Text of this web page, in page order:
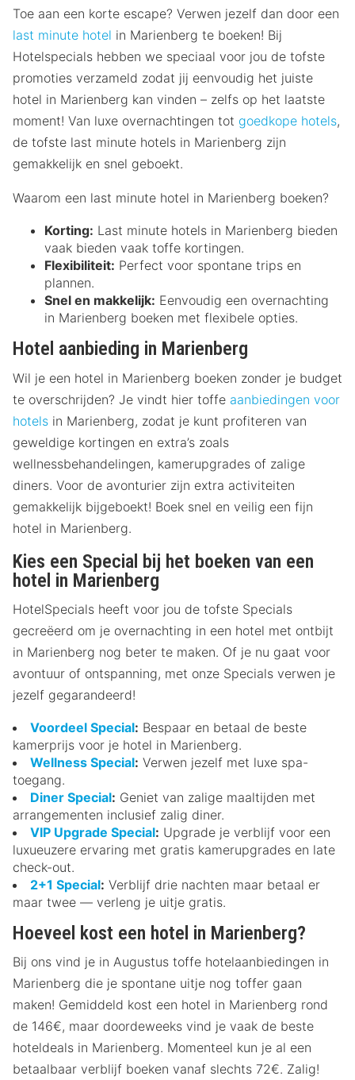
Toe aan een korte escape? Verwen jezelf dan door een
last minute hotel in Marienberg te boeken! Bij
Hotelspecials hebben we speciaal voor jou de tofste
promoties verzameld zodat jij eenvoudig het juiste
hotel in Marienberg kan vinden – zelfs op het laatste
moment! Van luxe overnachtingen tot goedkope hotels,
de tofste last minute hotels in Marienberg zijn
gemakkelijk en snel geboekt.
Waarom een last minute hotel in Marienberg boeken?
Korting: Last minute hotels in Marienberg bieden
vaak bieden vaak toffe kortingen.
Flexibiliteit: Perfect voor spontane trips en
plannen.
Snel en makkelijk: Eenvoudig een overnachting
in Marienberg boeken met flexibele opties.
Hotel aanbieding in Marienberg
Wil je een hotel in Marienberg boeken zonder je budget
te overschrijden? Je vindt hier toffe aanbiedingen voor
hotels in Marienberg, zodat je kunt profiteren van
geweldige kortingen en extra’s zoals
wellnessbehandelingen, kamerupgrades of zalige
diners. Voor de avonturier zijn extra activiteiten
gemakkelijk bijgeboekt! Boek snel en veilig een fijn
hotel in Marienberg.
Kies een Special bij het boeken van een
hotel in Marienberg
HotelSpecials heeft voor jou de tofste Specials
gecreëerd om je overnachting in een hotel met ontbijt
in Marienberg nog beter te maken. Of je nu gaat voor
avontuur of ontspanning, met onze Specials verwen je
jezelf gegarandeerd!
Voordeel Special: Bespaar en betaal de beste
kamerprijs voor je hotel in Marienberg.
Wellness Special: Verwen jezelf met luxe spa-
toegang.
Diner Special: Geniet van zalige maaltijden met
arrangementen inclusief zalig diner.
VIP Upgrade Special: Upgrade je verblijf voor een
luxueuzere ervaring met gratis kamerupgrades en late
check-out.
2+1 Special: Verblijf drie nachten maar betaal er
maar twee — verleng je uitje gratis.
Hoeveel kost een hotel in Marienberg?
Bij ons vind je in Augustus toffe hotelaanbiedingen in
Marienberg die je spontane uitje nog toffer gaan
maken! Gemiddeld kost een hotel in Marienberg rond
de 146€, maar doordeweeks vind je vaak de beste
hoteldeals in Marienberg. Momenteel kun je al een
betaalbaar verblijf boeken vanaf slechts 72€. Zalig!